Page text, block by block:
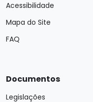
Acessibilidade
Mapa do Site
FAQ
Documentos
Legislações